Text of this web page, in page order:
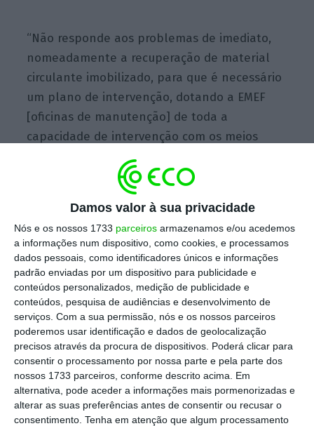
Damos valor à sua privacidade
Nós e os nossos 1733 parceiros armazenamos e/ou acedemos
a informações num dispositivo, como cookies, e processamos
dados pessoais, como identificadores únicos e informações
padrão enviadas por um dispositivo para publicidade e
conteúdos personalizados, medição de publicidade e
conteúdos, pesquisa de audiências e desenvolvimento de
serviços. Com a sua permissão, nós e os nossos parceiros
poderemos usar identificação e dados de geolocalização
precisos através da procura de dispositivos. Poderá clicar para
consentir o processamento por nossa parte e pela parte dos
nossos 1733 parceiros, conforme descrito acima. Em
alternativa, pode aceder a informações mais pormenorizadas e
alterar as suas preferências antes de consentir ou recusar o
consentimento. Tenha em atenção que algum processamento
“Não responde aos problemas de imediato,
nomeadamente a recuperação de material
circulante imobilizado, para que é necessário
um plano de intervenção, dotando a EMEF
[oficinas de manutenção] de toda a
capacidade de intervenção com os meios
financeiros, de equipamentos e materiais,
assim como de trabalhadores”, lê-se na nota
Aquela federação sindical manifestou o
desejo de que este concurso não seja anulado
como outros depois das eleições legislativas
lamentou que a compra de comboios se
restrinja ao “serviço regional, impedindo a
necessária aquisição de comboios para os
serviços urbanos e para o longo curso, áreas
da CP onde o material mais novo já está
perto da ‘meia vida’ operacional”.